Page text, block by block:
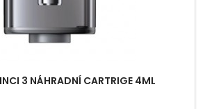
3 NÁHRADNÍ CARTRIGE 4ML